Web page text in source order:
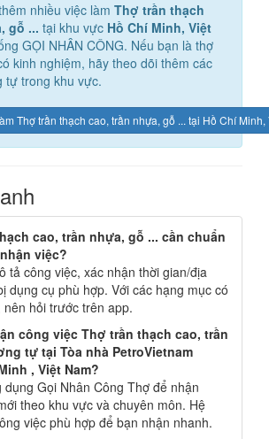
nhiều việc làm Thợ trần thạch
gỗ ... tại khu vực Hồ Chí Minh, Việt
GỌI NHÂN CÔNG. Nếu bạn là thợ
kinh nghiệm, hãy theo dõi thêm các
tự trong khu vực.
Thợ trần thạch cao, trần nhựa, gỗ ... tại Hồ Chí Minh,
cao, trần nhựa, gỗ ... cần chuẩn
việc?
tả công việc, xác nhận thời gian/địa
dụng cụ phù hợp. Với các hạng mục có
hỏi trước trên app.
công việc Thợ trần thạch cao, trần
tự tại Tòa nhà PetroVietnam
, Việt Nam?
dụng Gọi Nhân Công Thợ để nhận
theo khu vực và chuyên môn. Hệ
việc phù hợp để bạn nhận nhanh.